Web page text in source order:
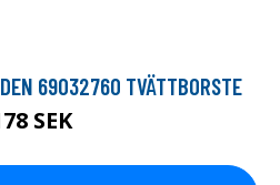
69032760 TVÄTTBORSTE
SEK